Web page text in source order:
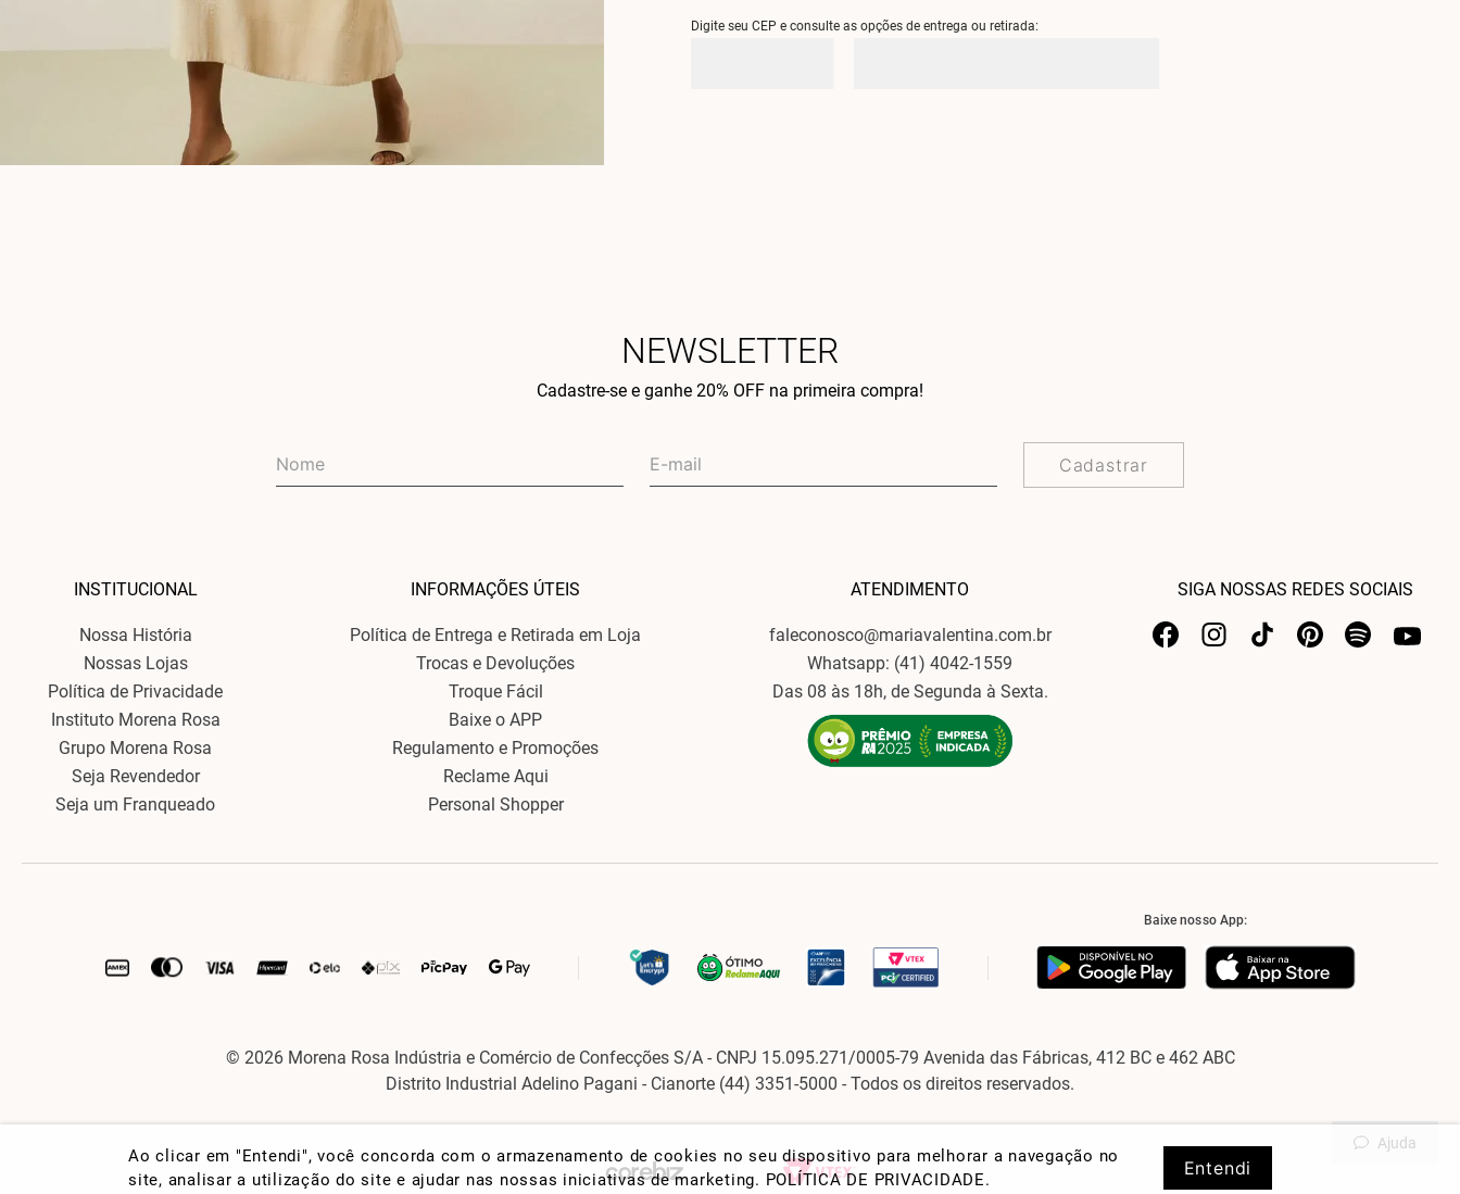
Ao clicar em "Entendi", você concorda com o armazenamento de cookies no seu dispositivo para melhorar a navegação no
site, analisar a utilização do site e ajudar nas nossas iniciativas de marketing. POLÍTICA DE PRIVACIDADE.
Entendi
Ajuda
Digite seu CEP e consulte as opções de entrega ou retirada:
NEWSLETTER
Cadastre-se e ganhe 20% OFF na primeira compra!
Cadastrar
INSTITUCIONAL
Nossa História
Nossas Lojas
Política de Privacidade
Instituto Morena Rosa
Grupo Morena Rosa
Seja Revendedor
Seja um Franqueado
INFORMAÇÕES ÚTEIS
Política de Entrega e Retirada em Loja
Trocas e Devoluções
Troque Fácil
Baixe o APP
Regulamento e Promoções
Reclame Aqui
Personal Shopper
ATENDIMENTO
faleconosco@mariavalentina.com.br
Whatsapp: (41) 4042-1559
Das 08 às 18h, de Segunda à Sexta.
SIGA NOSSAS REDES SOCIAIS
Baixe nosso App:
© 2026 Morena Rosa Indústria e Comércio de Confecções S/A - CNPJ 15.095.271/0005-79 Avenida das Fábricas, 412 BC e 462 ABC
Distrito Industrial Adelino Pagani - Cianorte (44) 3351-5000 - Todos os direitos reservados.